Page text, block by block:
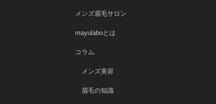
メンズ眉毛サロン
mayulaboとは
コラム
メンズ美容
眉毛の知識